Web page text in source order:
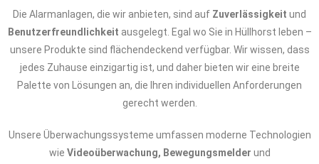
Die Alarmanlagen, die wir anbieten, sind auf Zuverlässigkeit und
Benutzerfreundlichkeit ausgelegt. Egal wo Sie in Hüllhorst leben –
unsere Produkte sind flächendeckend verfügbar. Wir wissen, dass
jedes Zuhause einzigartig ist, und daher bieten wir eine breite
Palette von Lösungen an, die Ihren individuellen Anforderungen
gerecht werden.
Unsere Überwachungssysteme umfassen moderne Technologien
wie Videoüberwachung, Bewegungsmelder und